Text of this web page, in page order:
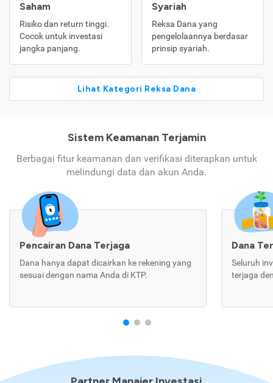
Saham
Risiko dan return tinggi.
Cocok untuk investasi
jangka panjang.
Syariah
Reksa Dana yang
pengelolaannya berdasar
prinsip syariah.
Lihat Kategori Reksa Dana
Sistem Keamanan Terjamin
Berbagai fitur keamanan dan verifikasi diterapkan untuk
melindungi data dan akun Anda.
Pencairan Dana Terjaga
Dana hanya dapat dicairkan ke rekening yang
sesuai dengan nama Anda di KTP.
Dana
Seluruh
terjaga